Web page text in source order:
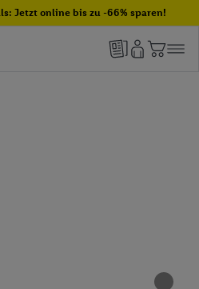
Jetzt online bis zu -66% sparen!